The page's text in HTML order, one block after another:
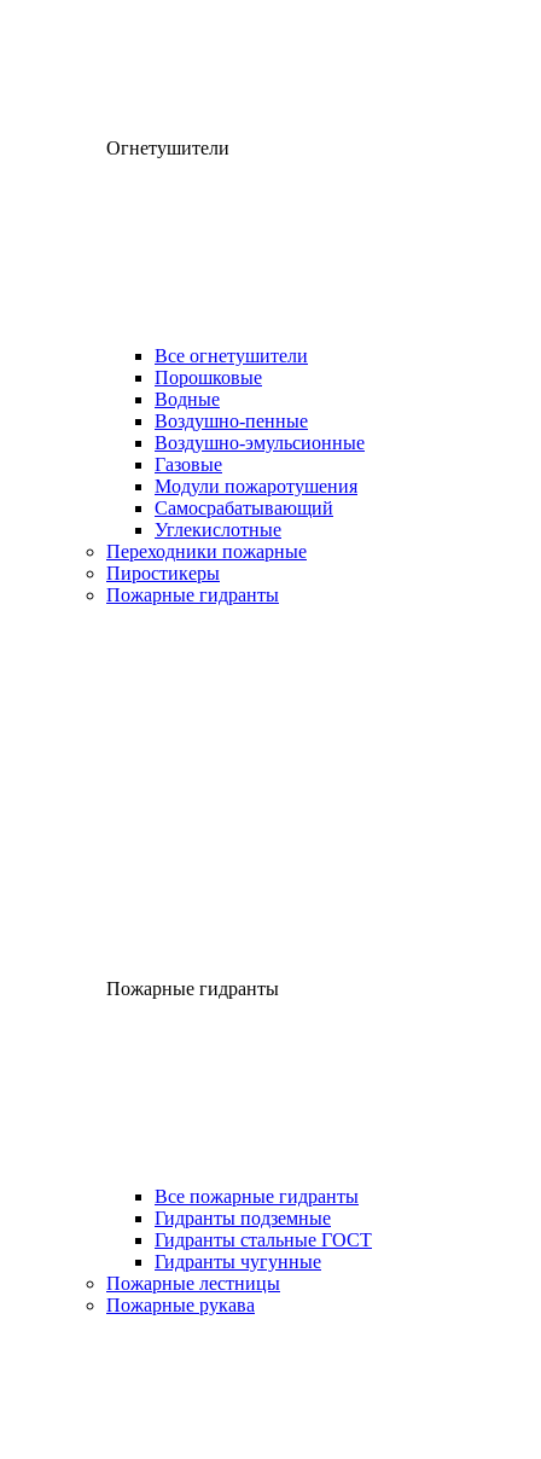
Огнетушители
Все огнетушители
Порошковые
Водные
Воздушно-пенные
Воздушно-эмульсионные
Газовые
Модули пожаротушения
Самосрабатывающий
Углекислотные
Переходники пожарные
Пиростикеры
Пожарные гидранты
Пожарные гидранты
Все пожарные гидранты
Гидранты подземные
Гидранты стальные ГОСТ
Гидранты чугунные
Пожарные лестницы
Пожарные рукава